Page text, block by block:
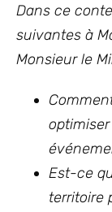
Dans ce
suivantes à
Monsieur le
Est-ce
territoire